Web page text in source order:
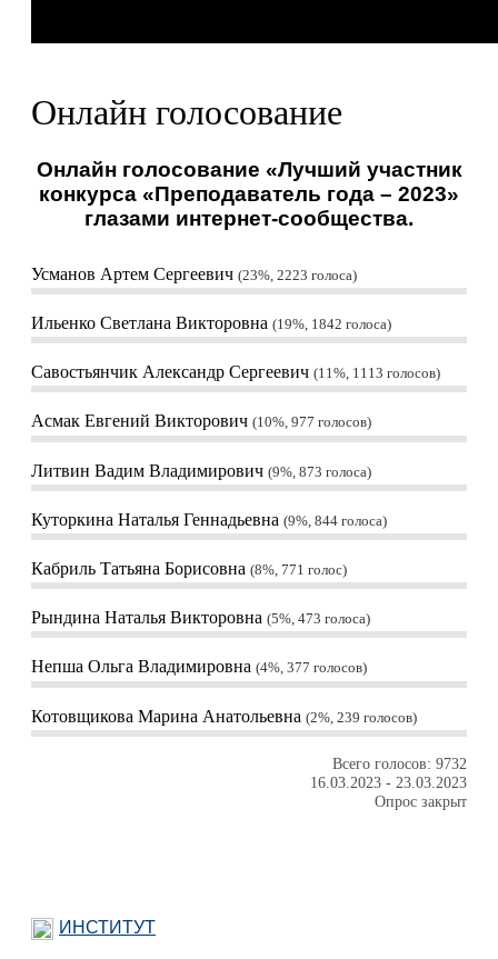
Онлайн голосование
Онлайн голосование «Лучший участник
конкурса «Преподаватель года – 2023»
глазами интернет-сообщества.
Усманов Артем Сергеевич 23%, 2223 голоса
Ильенко Светлана Викторовна 19%, 1842 голоса
Савостьянчик Александр Сергеевич 11%, 1113 голосов
Асмак Евгений Викторович 10%, 977 голосов
Литвин Вадим Владимирович 9%, 873 голоса
Куторкина Наталья Геннадьевна 9%, 844 голоса
Кабриль Татьяна Борисовна 8%, 771 голос
Рындина Наталья Викторовна 5%, 473 голоса
Непша Ольга Владимировна 4%, 377 голосов
Котовщикова Марина Анатольевна 2%, 239 голосов
Всего голосов: 9732
16.03.2023 - 23.03.2023
Опрос закрыт
ИНСТИТУТ